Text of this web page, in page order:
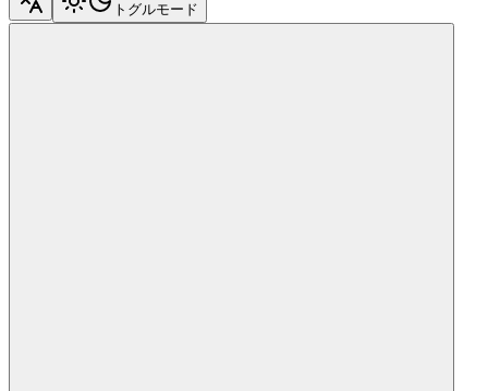
トグルモード